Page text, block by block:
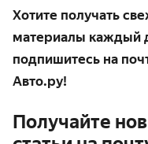
Хотите получать
материалы каждый
подпишитесь на
Авто.ру!
Получайте